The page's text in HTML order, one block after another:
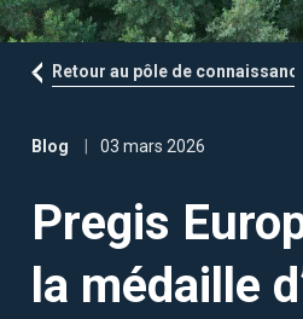
Retour au pôle de
Blog 03 mars 2026
Pregis
la médaille